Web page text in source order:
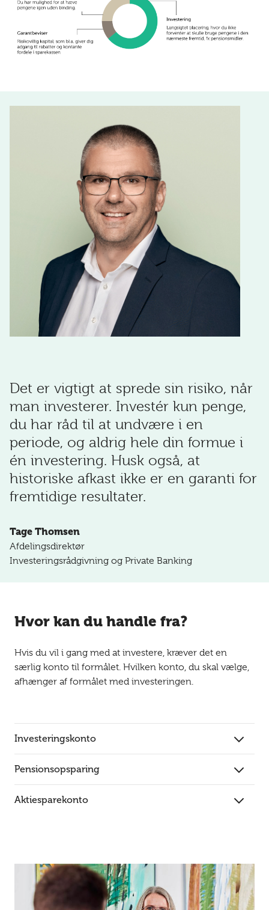
Det er vigtigt at sprede sin risiko, når
man investerer. Investér kun penge,
du har råd til at undvære i en
periode, og aldrig hele din formue i
én investering. Husk også, at
historiske afkast ikke er en garanti for
fremtidige resultater.
Tage Thomsen
Afdelingsdirektør
Investeringsrådgivning og Private Banking
Hvor kan du handle fra?
Hvis du vil i gang med at investere, kræver det en
særlig konto til formålet. Hvilken konto, du skal vælge,
afhænger af formålet med investeringen.
Investeringskonto
Pensionsopsparing
Aktiesparekonto